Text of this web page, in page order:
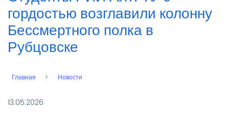
гордостью возглавили колонну
Бессмертного полка в
Рубцовске
Строка
Главная Новости
13.05.2026